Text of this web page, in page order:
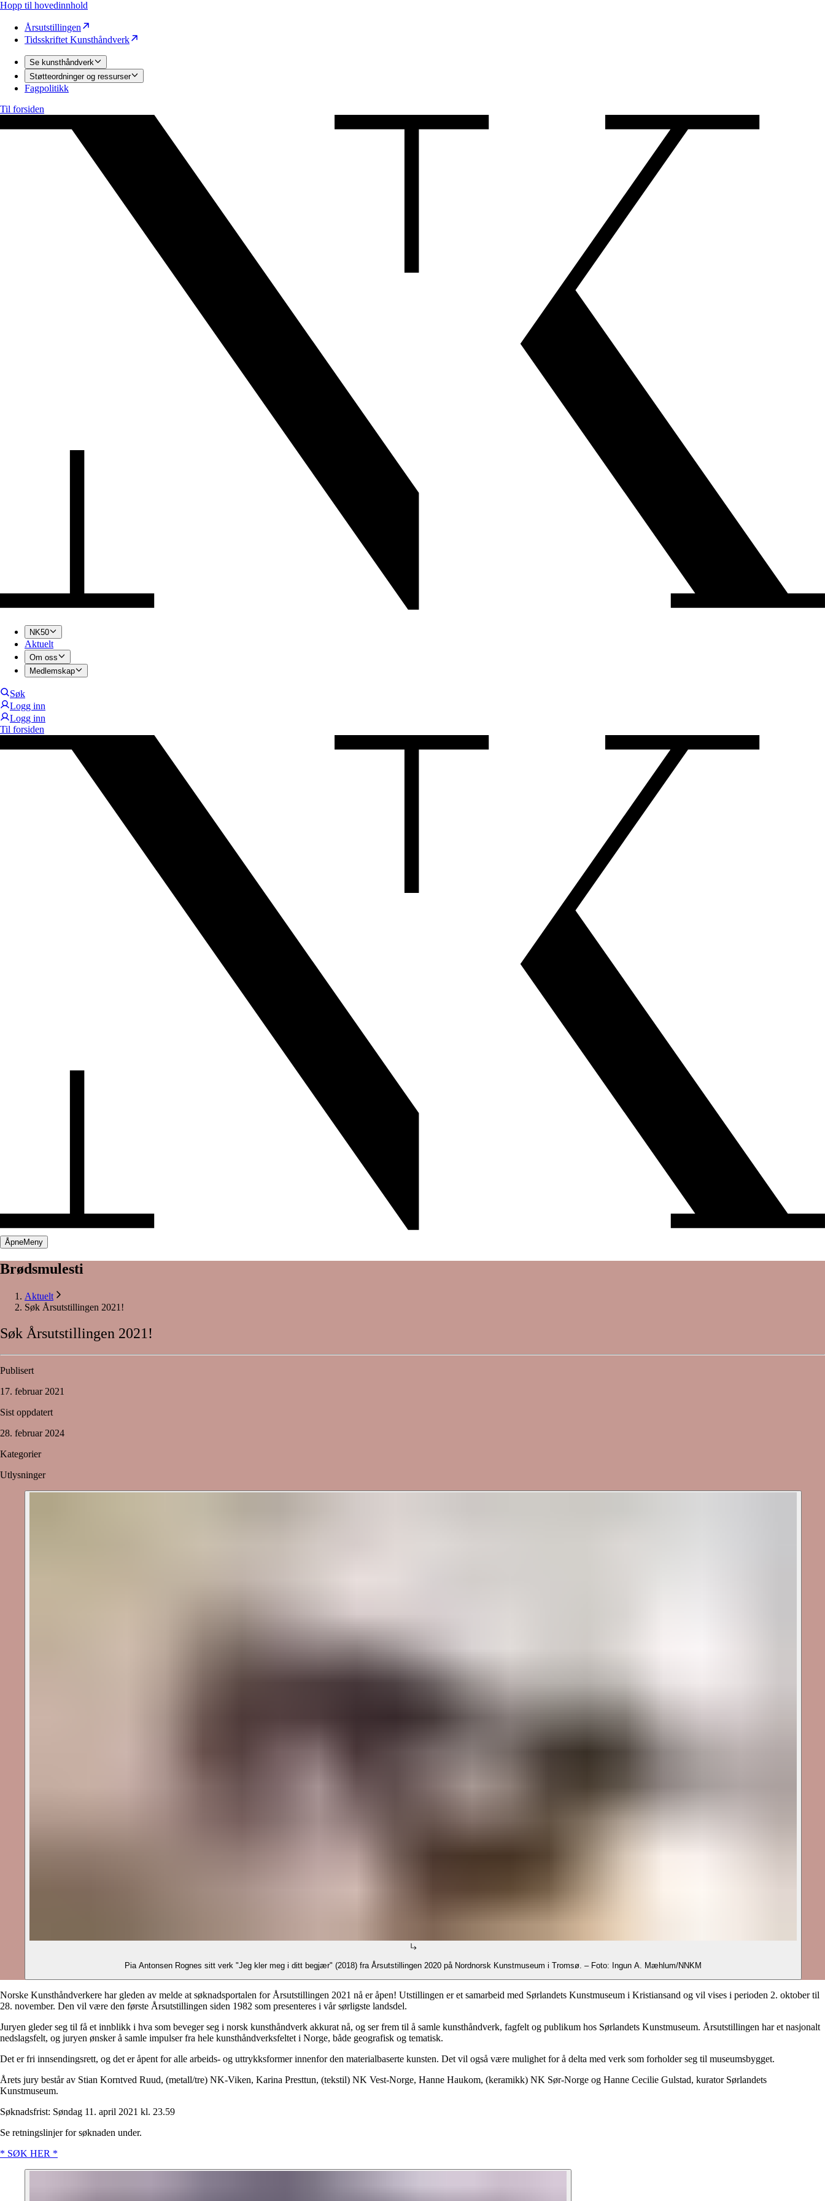
Hopp til hovedinnhold
Årsutstillingen
Tidsskriftet Kunsthåndverk
Se kunsthåndverk
Støtteordninger og ressurser
Fagpolitikk
Til forsiden
NK50
Aktuelt
Om oss
Medlemskap
Søk
Logg inn
Logg inn
Til forsiden
ÅpneMeny
Brødsmulesti
Aktuelt
Søk Årsutstillingen 2021!
Søk Årsutstillingen 2021!
Publisert
17. februar 2021
Sist oppdatert
28. februar 2024
Kategorier
Utlysninger
Pia Antonsen Rognes sitt verk "Jeg kler meg i ditt begjær" (2018) fra Årsutstillingen 2020 på Nordnorsk Kunstmuseum i Tromsø. – Foto: Ingun A. Mæhlum/NNKM
Norske Kunsthåndverkere har gleden av melde at søknadsportalen for Årsutstillingen 2021 nå er åpen! Utstillingen er et samarbeid med Sørlandets Kunstmuseum i Kristiansand og vil vises i perioden 2. oktober til
28. november. Den vil være den første Årsutstillingen siden 1982 som presenteres i vår sørligste landsdel.
Juryen gleder seg til få et innblikk i hva som beveger seg i norsk kunsthåndverk akkurat nå, og ser frem til å samle kunsthåndverk, fagfelt og publikum hos Sørlandets Kunstmuseum. Årsutstillingen har et nasjonalt
nedslagsfelt, og juryen ønsker å samle impulser fra hele kunsthåndverksfeltet i Norge, både geografisk og tematisk.
Det er fri innsendingsrett, og det er åpent for alle arbeids- og uttrykksformer innenfor den materialbaserte kunsten. Det vil også være mulighet for å delta med verk som forholder seg til museumsbygget.
Årets jury består av Stian Korntved Ruud, (metall/tre) NK-Viken, Karina Presttun, (tekstil) NK Vest-Norge, Hanne Haukom, (keramikk) NK Sør-Norge og Hanne Cecilie Gulstad, kurator Sørlandets
Kunstmuseum.
Søknadsfrist: Søndag 11. april 2021 kl. 23.59
Se retningslinjer for søknaden under.
* SØK HER *